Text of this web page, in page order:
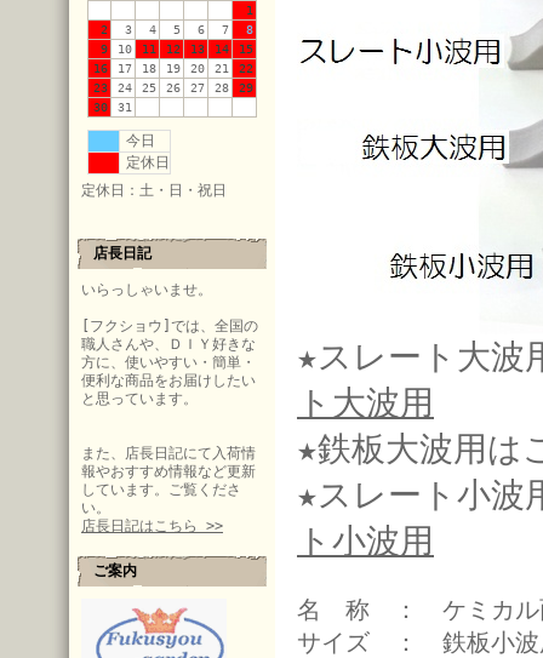
1
2
3 4 5 6 7
8
9
10 11 12 13 14
15
16
17 18 19 20 21
22
23
24 25 26 27 28
29
30
31
今日
定休日
定休日：土・日・祝日
店長日記
いらっしゃいませ。
[フクショウ]では、全国の
職人さんや、ＤＩＹ好きな
方に、使いやすい・簡単・
便利な商品をお届けしたい
と思っています。
また、店長日記にて入荷情
報やおすすめ情報など更新
しています。ご覧くださ
い。
店長日記はこちら >>
ご案内
★スレート大波
ト大波用
★鉄板大波用は
★スレート小波
ト小波用
名 称 ： ケミカル
サイズ ： 鉄板小波